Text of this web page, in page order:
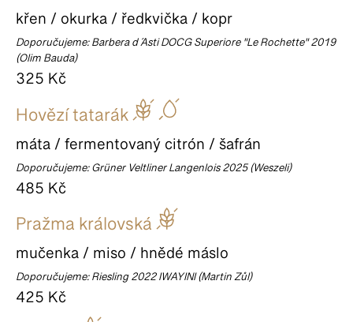
křen / okurka / ředkvička / kopr
Doporučujeme: Barbera d´ Asti DOCG Superiore "Le Rochette" 2019
(Olim Bauda)
325 Kč
Hovězí tatarák
máta / fermentovaný citrón / šafrán
Doporučujeme: Grüner Veltliner Langenlois 2025 (Weszeli)
485 Kč
Pražma královská
mučenka / miso / hnědé máslo
Doporučujeme: Riesling 2022 IWAYINI (Martin Zůl)
425 Kč